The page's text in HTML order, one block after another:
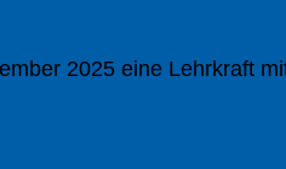
2025 eine Lehrkraft